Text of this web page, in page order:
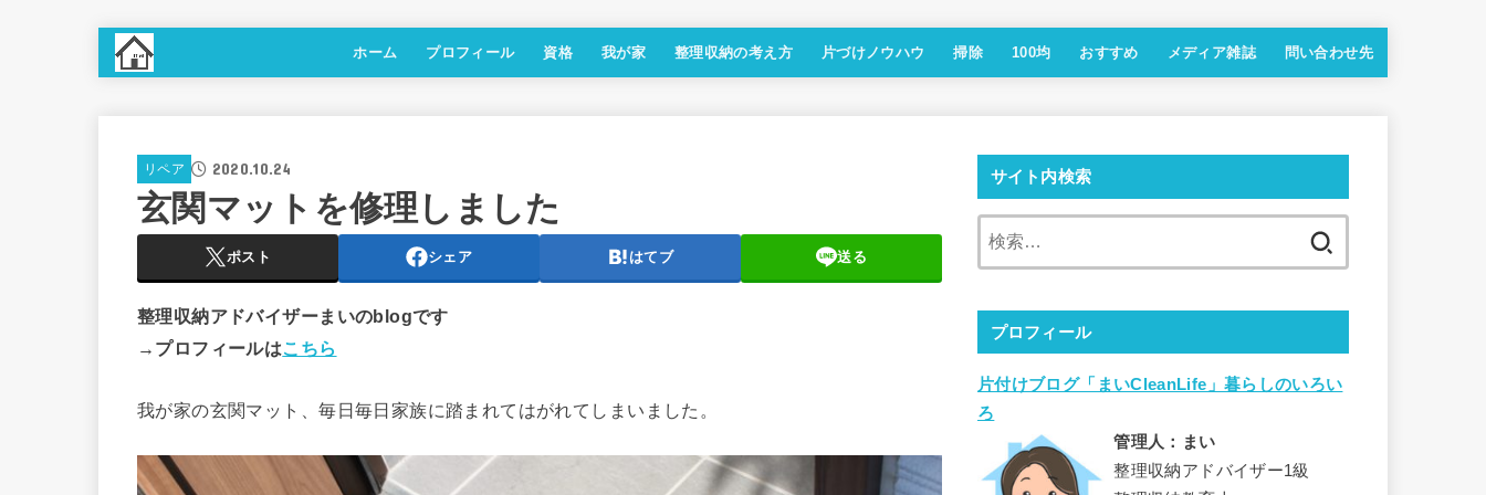
ホーム プロフィール 資格 我が家 整理収納の考え方 片づけノウハウ 掃除 100均 おすすめ メディア雑誌 問い合わせ先
リペア 2020.10.24
玄関マットを修理しました
ポスト シェア はてブ 送る
整理収納アドバイザーまいのblogです
→プロフィールはこちら
我が家の玄関マット、毎日毎日家族に踏まれてはがれてしまいました。
サイト内検索
プロフィール
片付けブログ「まいCleanLife」暮らしのいろい
ろ
管理人：まい
整理収納アドバイザー1級